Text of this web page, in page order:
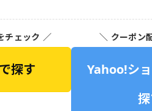
チェック ／
探す
＼ クーポン
Yahoo!シ